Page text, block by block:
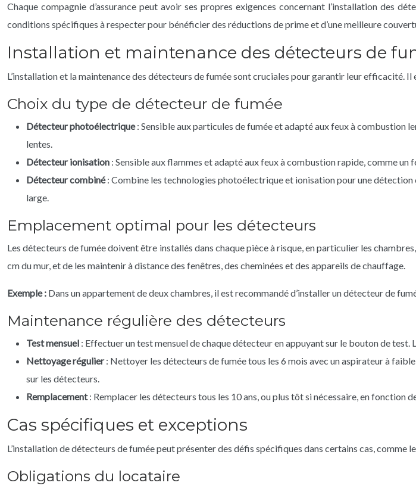
Chaque compagnie d’assurance peut avoir ses propres exigences concernant l’installation des
conditions spécifiques à respecter pour bénéficier des réductions de prime et d’une meilleure
Installation et maintenance des détecteurs de
L’installation et la maintenance des détecteurs de fumée sont cruciales pour garantir leur efficacité.
Choix du type de détecteur de fumée
Détecteur photoélectrique: Sensible aux particules de fumée et adapté aux feux à combustion
lentes.
Détecteur ionisation : Sensible aux flammes et adapté aux feux à combustion rapide, comme un
Détecteur combiné: Combine les technologies photoélectrique et ionisation pour une
large.
Emplacement optimal pour les détecteurs
Les détecteurs de fumée doivent être installés dans chaque pièce à risque, en particulier les
cm du mur, et de les maintenir à distance des fenêtres, des cheminées et des appareils de chauffage.
Exemple : Dans un appartement de deux chambres, il est recommandé d’installer un détecteur de
Maintenance régulière des détecteurs
Test mensuel : Effectuer un test mensuel de chaque détecteur en appuyant sur le bouton de
Nettoyage régulier: Nettoyer les détecteurs de fumée tous les 6 mois avec un aspirateur à
sur les détecteurs.
Remplacement: Remplacer les détecteurs tous les 10 ans, ou plus tôt si nécessaire, en fonction
Cas spécifiques et exceptions
L’installation de détecteurs de fumée peut présenter des défis spécifiques dans certains cas, comme
Obligations du locataire